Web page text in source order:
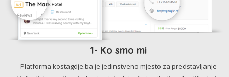
1- Ko smo mi
Platforma kostagdje.ba je jedinstveno mjesto za predstavljanje